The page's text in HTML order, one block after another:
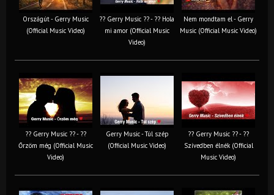
Országút - Gerry Music
(Official Music Video)
?? Gerry Music ?? - ?? Hola
mi amor (Official Music
Video)
Nem mondtam el - Gerry
Music (Official Music Video)
?? Gerry Music ?? - ??
Őrzöm még (Official Music
Video)
Gerry Music - Túl szép
(Official Music Video)
?? Gerry Music ?? - ??
Szívedben élnék (Official
Music Video)